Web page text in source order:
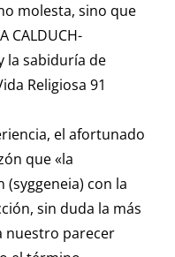
molesta, sino que
CALDUCH-
la sabiduría de
Religiosa 91
el afortunado
que «la
con la
sin duda la más
nuestro parecer